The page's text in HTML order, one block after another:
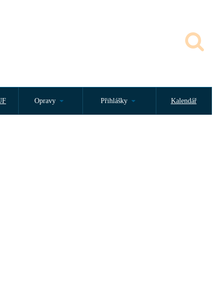
Opravy Přihlášky Kalendář